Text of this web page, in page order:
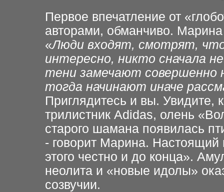
Первое впечатление от
авторами, обманчиво.
«Люди входят, смотрят,
интересно, никто сначала
тени замечают совершенно
тогда начинают иначе
Приглядитесь и вы. Увидите,
трилистник Adidas, олень
старого шамана появилась
- говорит Марина. Настоящий
этого честно и до конца».
неолита и «новые идолы»
созвучии.